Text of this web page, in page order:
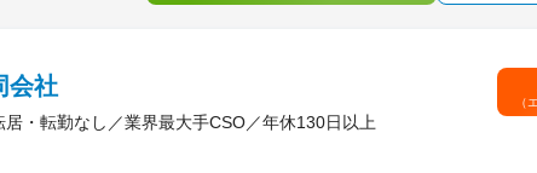
会社
・転勤なし／業界最大手CSO／年休130日以上
（